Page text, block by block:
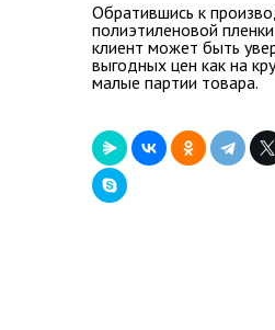
Обратившись к
полиэтиленовой
клиент может быть
выгодных цен как на
малые партии товара.